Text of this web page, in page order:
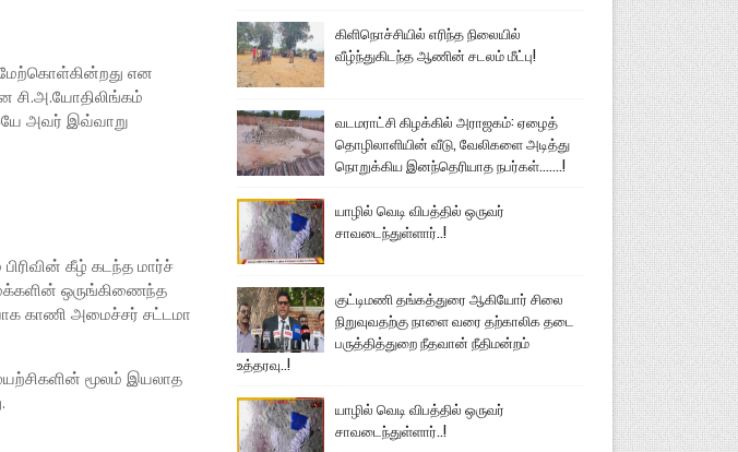
மேற்கொள்கின்றது என
சி.அ.யோதிலிங்கம்
அவர் இவ்வாறு
கீழ் கடந்த மார்ச்
ஒருங்கிணைந்த
காணி அமைச்சர் சட்டமா
மூலம் இயலாத
கிளிநொச்சியில் எரிந்த நிலையில்
வீழ்ந்துகிடந்த ஆணின் சடலம் மீட்பு!
வடமராட்சி கிழக்கில் அராஜகம்: ஏழைத்
தொழிலாளியின் வீடு, வேலிகளை அடித்து
நொறுக்கிய இனந்தெரியாத நபர்கள்.......!
யாழில் வெடி விபத்தில் ஒருவர்
சாவடைந்துள்ளார்..!
குட்டிமணி தங்கத்துரை ஆகியோர் சிலை
நிறுவுவதற்கு நாளை வரை தற்காலிக தடை
பருத்தித்துறை நீதவான் நீதிமன்றம்
உத்தரவு..!
யாழில் வெடி விபத்தில் ஒருவர்
சாவடைந்துள்ளார்..!